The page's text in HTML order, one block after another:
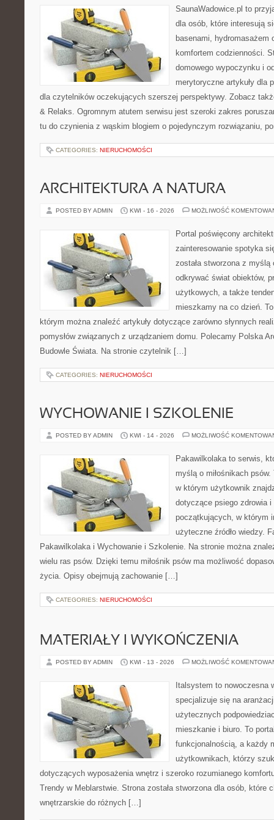
SaunaWadowice.pl to
dla osób, które interesują
basenami, hydromasażem
komfortem codzienności.
domowego wypoczynku i
merytoryczne artykuły dla
dla czytelników oczekujących szerszej perspektywy. Zobacz
& Relaks. Ogromnym atutem serwisu jest szeroki zakres
tu do czynienia z wąskim blogiem o pojedynczym rozwiązaniu,
CATEGORIES: NIERUCHOMOŚCI
ARCHITEKTURA A NATURA
POSTED BY ADMIN KWI - 16 - 2026 MOŻLIWOŚĆ
Portal poświęcony
zainteresowanie spotyka
została stworzona z
odkrywać świat obiektów,
użytkowych, a także
mieszkamy na co dzień.
którym można znaleźć artykuły dotyczące zarówno słynnych
pomysłów związanych z urządzaniem domu. Polecamy Polska
Budowle Świata. Na stronie czytelnik […]
CATEGORIES: NIERUCHOMOŚCI
WYCHOWANIE I SZKOLENIE
POSTED BY ADMIN KWI - 14 - 2026 MOŻLIWOŚĆ
Pakawilkolaka to serwis,
myślą o miłośnikach
w którym użytkownik
dotyczące psiego zdrowia
początkujących, w którym
użyteczne źródło wiedzy.
Pakawilkolaka i Wychowanie i Szkolenie. Na stronie można
wielu ras psów. Dzięki temu miłośnik psów ma możliwość
życia. Opisy obejmują zachowanie […]
CATEGORIES: NIERUCHOMOŚCI
MATERIAŁY I WYKOŃCZENIA
POSTED BY ADMIN KWI - 13 - 2026 MOŻLIWOŚĆ
Italsystem to nowoczesna
specjalizuje się na
użytecznych
mieszkanie i biuro. To
funkcjonalnością, a każdy
użytkownikach, którzy
dotyczących wyposażenia wnętrz i szeroko rozumianego
Trendy w Meblarstwie. Strona została stworzona dla osób, które
wnętrzarskie do różnych […]